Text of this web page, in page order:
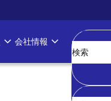
会社情報
消去